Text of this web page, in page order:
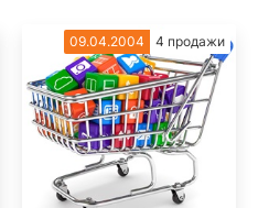
09.04.2004 4 продажи